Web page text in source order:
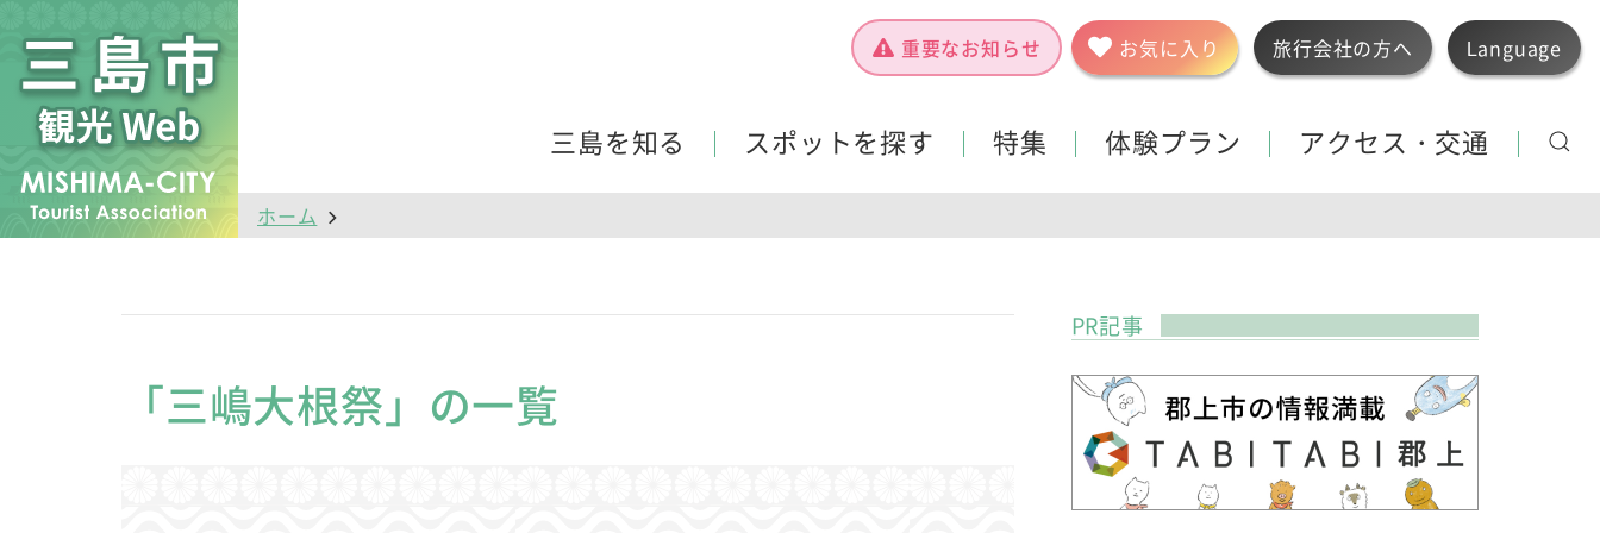
重要なお知らせ お気に入り 旅行会社の方へ Language
三島を知る スポットを探す 特集 体験プラン アクセス・交通
ホーム
「三嶋大根祭」の一覧
PR記事